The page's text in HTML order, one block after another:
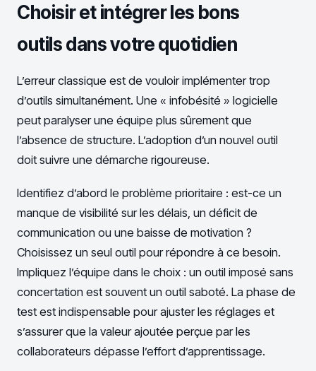
Choisir et intégrer les bons
outils dans votre quotidien
L’erreur classique est de vouloir implémenter trop
d’outils simultanément. Une « infobésité » logicielle
peut paralyser une équipe plus sûrement que
l’absence de structure. L’adoption d’un nouvel outil
doit suivre une démarche rigoureuse.
Identifiez d’abord le problème prioritaire : est-ce un
manque de visibilité sur les délais, un déficit de
communication ou une baisse de motivation ?
Choisissez un seul outil pour répondre à ce besoin.
Impliquez l’équipe dans le choix : un outil imposé sans
concertation est souvent un outil saboté. La phase de
test est indispensable pour ajuster les réglages et
s’assurer que la valeur ajoutée perçue par les
collaborateurs dépasse l’effort d’apprentissage.